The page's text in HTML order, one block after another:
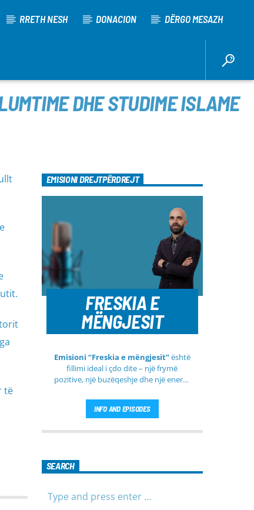
RRETH NESH DONACION DËRGO MESAZH
DHE STUDIME ISLAME
të
EMISIONI DREJTPËRDREJT
FRESKIA E
MËNGJESIT
Emisioni “Freskia e mëngjesit”është
fillimi ideal i çdo dite – një frymë
pozitive, një buzëqeshje dhe një energji
RTV Pendimi. Ky emision i përditshëm
synon ta bëjë mëngjesin tuaj më të
ngrohtë, duke ju shoqëruar në orët e
larmishme dhe të dobishme për të
gjithë familjen.
INFO AND EPISODES
SEARCH